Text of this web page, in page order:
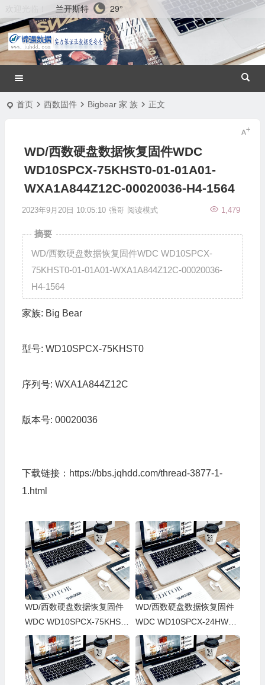
兰开斯特 29°
首页 西数固件 Bigbear 家 族 正文
WD/西数硬盘数据恢复固件WDC
WD10SPCX-75KHST0-01-01A01-
WXA1A844Z12C-00020036-H4-1564
2023年9月20日 10:05:10 强哥 1,479
阅读模式
摘要
WD/西数硬盘数据恢复固件WDC WD10SPCX-
75KHST0-01-01A01-WXA1A844Z12C-00020036-
H4-1564
家族: Big Bear
型号: WD10SPCX-75KHST0
序列号: WXA1A844Z12C
版本号: 00020036
下载链接： https://bbs.jqhdd.com/thread-3877-1-
1.html
WD/西数硬盘数据恢复固件
WDC WD10SPCX-75KHST
0-01-01A01-WD-WXA1A84
4Z12C-00020036-1564
WD/西数硬盘数据恢复固件
WDC WD10SPCX-24HWST
1-02.01A02-WD-WXE1A74
JXXVH-00020036-1564